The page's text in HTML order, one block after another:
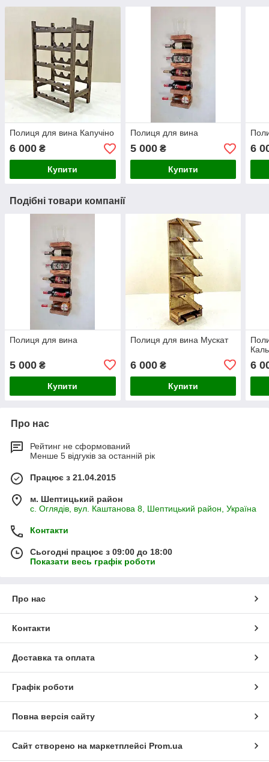
Полиця для вина Капучіно
6 000 ₴
Купити
Полиця для вина
5 000₴
Купити
6
Подібні товари компанії
Полиця для вина
5 000 ₴
Купити
Полиця для вина Мускат
6 000₴
Купити
6
Про нас
Рейтинг не сформований
Менше 5 відгуків за останній рік
Працює з 21.04.2015
м. Шептицький район
с. Оглядів, вул. Каштанова 8, Шептицький район, Україна
Контакти
Сьогодні працює з 09:00 до 18:00
Показати весь графік роботи
Про нас
Контакти
Доставка та оплата
Графік роботи
Повна версія сайту
Сайт створено на маркетплейсі Prom.ua